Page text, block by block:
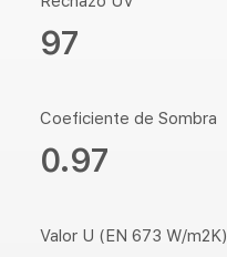
97
Coeficiente de Sombra
0.97
Valor U (EN 673 W/m2K)